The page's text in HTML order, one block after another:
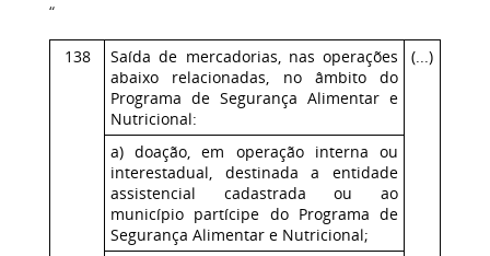
“
138
Saída de mercadorias, nas operações
abaixo relacionadas, no âmbito do
Programa de Segurança Alimentar e
Nutricional:
(...)
a) doação, em operação interna ou
interestadual, destinada a entidade
assistencial cadastrada ou ao
município partícipe do Programa de
Segurança Alimentar e Nutricional;